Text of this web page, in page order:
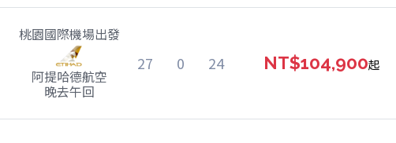
桃園國際機場出發
阿提哈德航空
晚去午回
27 0 24 NT$104,900起